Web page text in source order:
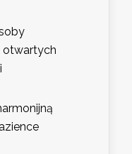
otwartych